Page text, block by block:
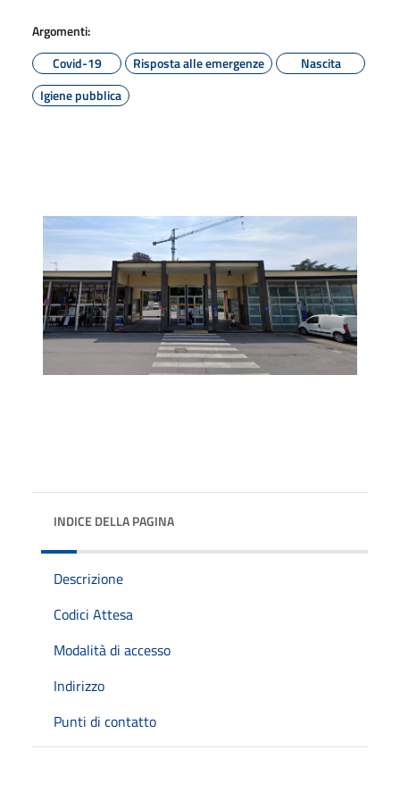
Argomenti:
Covid-19
Risposta alle emergenze
Nascita
Igiene pubblica
INDICE DELLA PAGINA
Descrizione
Codici Attesa
Modalità di accesso
Indirizzo
Punti di contatto